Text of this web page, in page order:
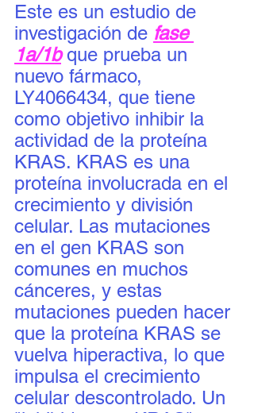
Este es un estudio de
investigación de fase
1a/1b que prueba un
nuevo fármaco,
LY4066434, que tiene
como objetivo inhibir la
actividad de la proteína
KRAS. KRAS es una
proteína involucrada en el
crecimiento y división
celular. Las mutaciones
en el gen KRAS son
comunes en muchos
cánceres, y estas
mutaciones pueden hacer
que la proteína KRAS se
vuelva hiperactiva, lo que
impulsa el crecimiento
celular descontrolado. Un